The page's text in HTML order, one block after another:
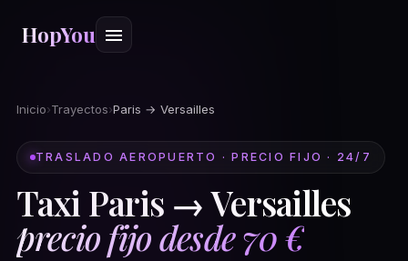
HopYou
Inicio›Trayectos›Paris → Versailles
TRASLADO AEROPUERTO · PRECIO FIJO · 24/7
Taxi Paris → Versailles
precio fijo desde 70 €